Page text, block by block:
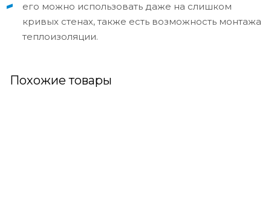
его можно использовать даже на слишком
кривых стенах, также есть возможность монтажа
теплоизоляции.
Похожие товары